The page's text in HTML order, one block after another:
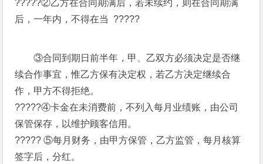
?????②乙方在合同期满后，若未续约，则在合同期满
后，一年内，不得在当 ?????
③合同到期日前半年，甲、乙双方必须决定是否继
续合作事宜，惟乙方保有决定权，若乙方决定继续合
作，甲方不得拒绝。
?????④卡金在未消费前，不列入每月业绩账，由公司
保管保存，以维护顾客信用。
????? ⑤每月财务，由甲方保管，乙方监管，每月核算
签字后，分红。